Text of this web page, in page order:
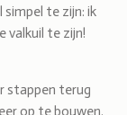
simpel te zijn: ik
valkuil te zijn!
stappen terug
op te bouwen.